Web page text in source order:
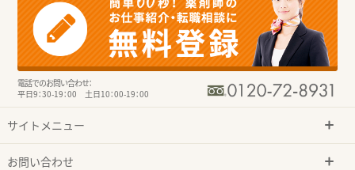
電話でのお問い合わせ：
平日9：30-19：00 土日10：00-19：00
サイトメニュー
お問い合わせ